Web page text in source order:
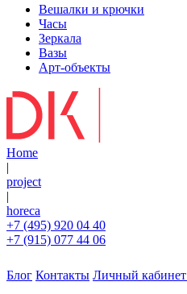
Вешалки и крючки
Часы
Зеркала
Вазы
Арт-объекты
Home
|
project
|
horeca
+7 (495) 920 04 40
+7 (915) 077 44 06
Блог Контакты Личный кабинет